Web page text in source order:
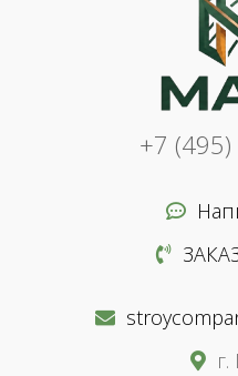
+7 (495)